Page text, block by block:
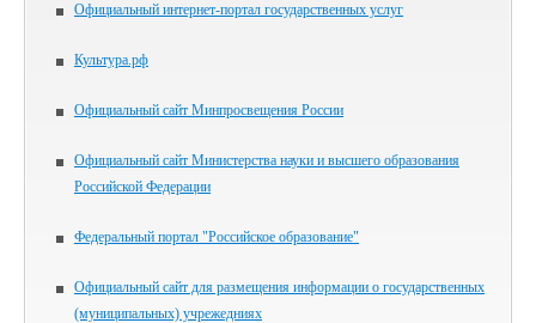
Официальный интернет-портал государственных услуг
Культура.рф
Официальный сайт Минпросвещения России
Официальный сайт Министерства науки и высшего образования
Российской Федерации
Федеральный портал "Российское образование"
Официальный сайт для размещения информации о государственных
(муниципальных) учрежедниях